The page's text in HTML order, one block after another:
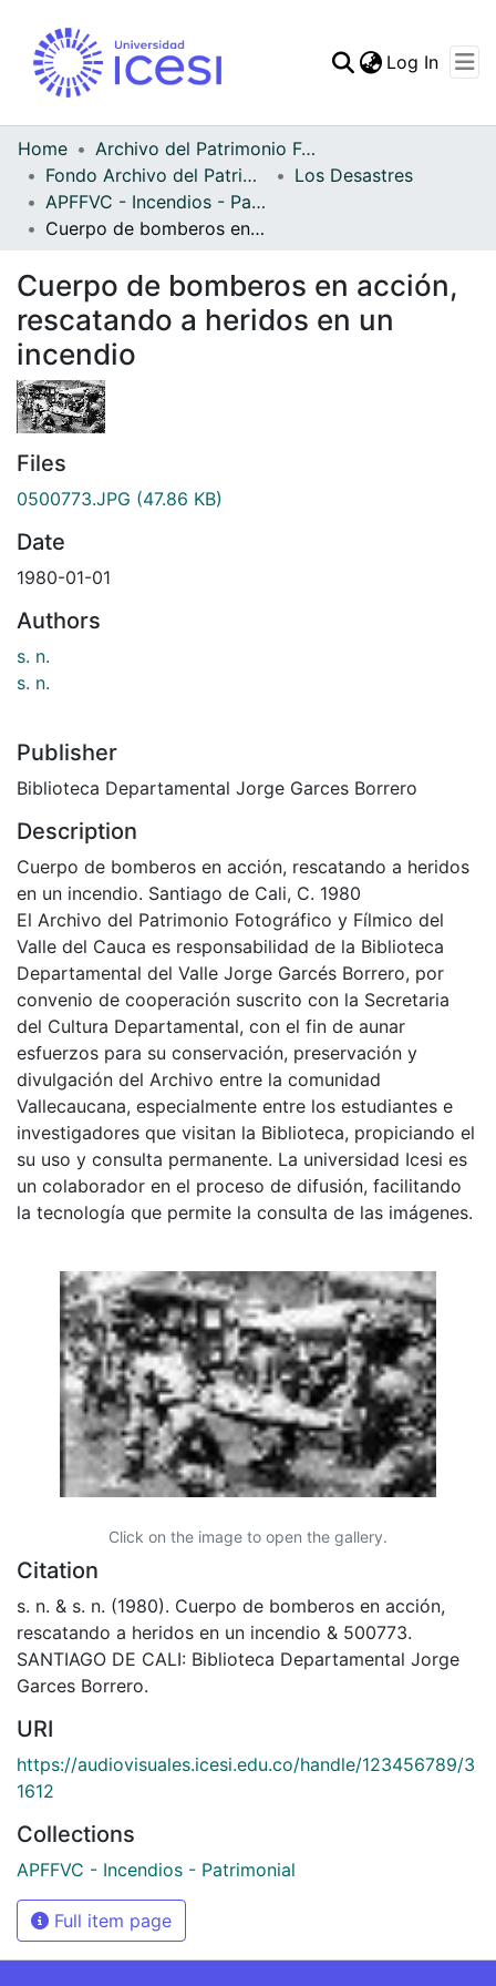
Statistics
Log In
Home
Archivo del Patrimonio Fotográfico y Fílmico del Valle del Cauca
Fondo Archivo del Patrimonio Fotográfico y Fílmico del Valle del Cauca
Los Desastres
APFFVC - Incendios - Patrimonial
Cuerpo de bomberos en acción, rescatando a heridos en un incendio
Cuerpo de bomberos en acción,
rescatando a heridos en un
incendio
Files
0500773.JPG (47.86 KB)
Date
1980-01-01
Authors
s. n.
s. n.
Publisher
Biblioteca Departamental Jorge Garces Borrero
Description
Cuerpo de bomberos en acción, rescatando a heridos
en un incendio. Santiago de Cali, C. 1980
El Archivo del Patrimonio Fotográfico y Fílmico del
Valle del Cauca es responsabilidad de la Biblioteca
Departamental del Valle Jorge Garcés Borrero, por
convenio de cooperación suscrito con la Secretaria
del Cultura Departamental, con el fin de aunar
esfuerzos para su conservación, preservación y
divulgación del Archivo entre la comunidad
Vallecaucana, especialmente entre los estudiantes e
investigadores que visitan la Biblioteca, propiciando el
su uso y consulta permanente. La universidad Icesi es
un colaborador en el proceso de difusión, facilitando
la tecnología que permite la consulta de las imágenes.
Click on the image to open the gallery.
Citation
s. n. & s. n. (1980). Cuerpo de bomberos en acción,
rescatando a heridos en un incendio & 500773.
SANTIAGO DE CALI: Biblioteca Departamental Jorge
Garces Borrero.
URI
https://audiovisuales.icesi.edu.co/handle/123456789/3
1612
Collections
APFFVC - Incendios - Patrimonial
Full item page